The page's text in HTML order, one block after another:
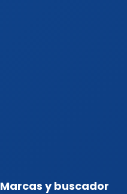
Marcas y buscador